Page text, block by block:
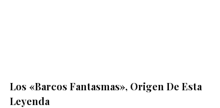
Los «barcos Fantasmas», Origen De Esta
Leyenda